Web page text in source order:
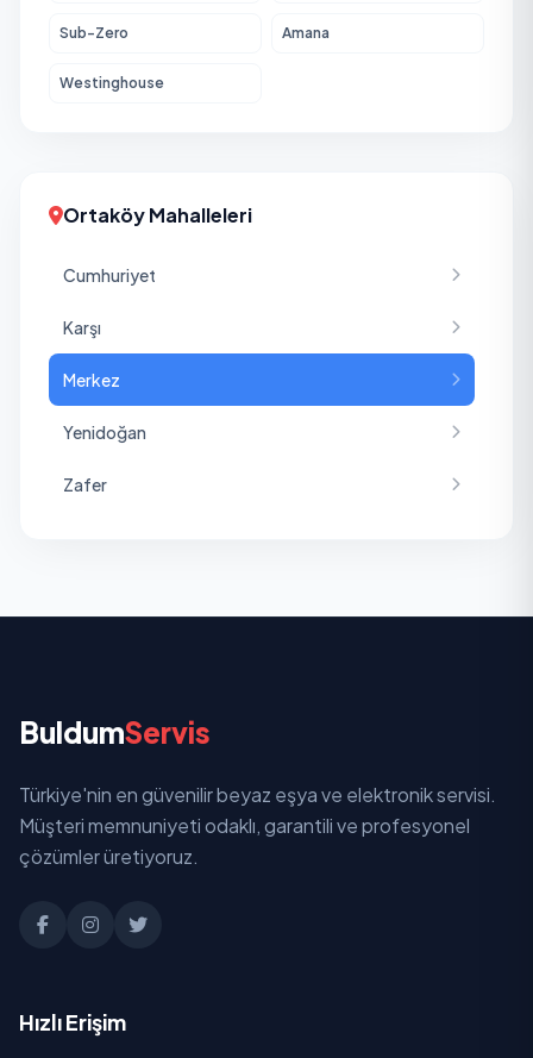
Sub-Zero Amana
Westinghouse
Ortaköy Mahalleleri
Cumhuriyet
Karşı
Merkez
Yenidoğan
Zafer
BuldumServis
Türkiye'nin en güvenilir beyaz eşya ve elektronik servisi.
Müşteri memnuniyeti odaklı, garantili ve profesyonel
çözümler üretiyoruz.
Hızlı Erişim